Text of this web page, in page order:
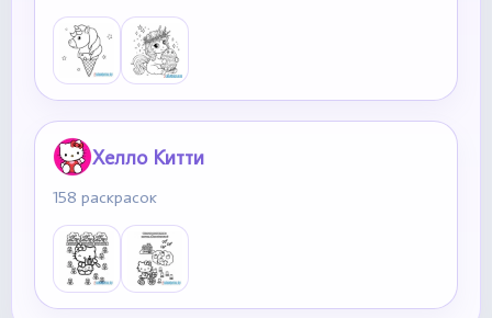
Хелло Китти
158 раскрасок